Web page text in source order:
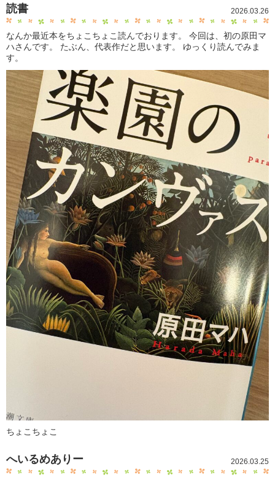
2026.03.26
読書
なんか最近本をちょこちょこ読んでおります。 今回は、初の原田マ
ハさんです。 たぶん、代表作だと思います。 ゆっくり読んでみま
す。
ちょこちょこ
2026.03.25
へいるめありー